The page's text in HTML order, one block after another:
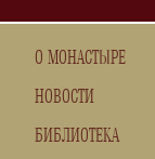
О МОНАСТЫРЕ
НОВОСТИ
БИБЛИОТЕКА